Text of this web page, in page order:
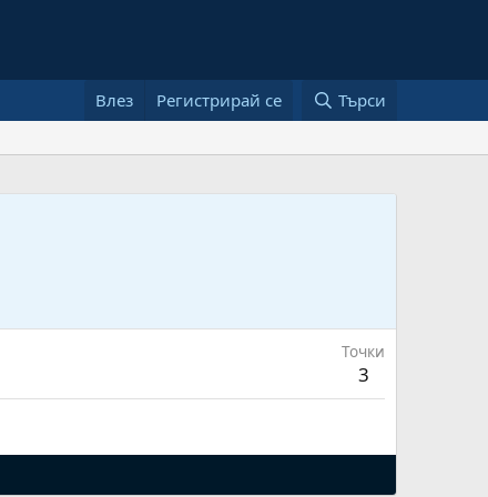
Влез Регистрирай се Търси
Точки
3